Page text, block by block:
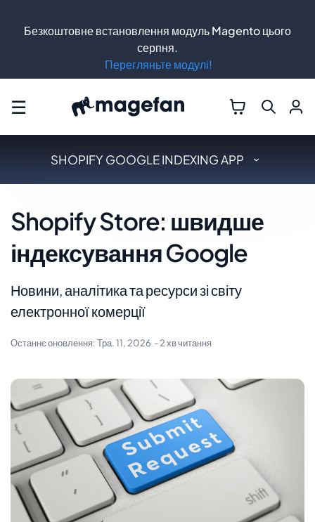
☰
SHOPIFY GOOGLE INDEXING APP
Shopify Store: швидше
індексування Google
Новини, аналітика та ресурси зі світу
електронної комерції
Останнє оновлення:Тра. 11, 2026 - 2 хв читання
Безкоштовне встановлення модуль Magento цього
серпня.
Перегляньте модулі!